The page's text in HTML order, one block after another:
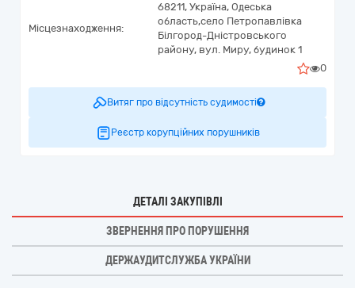
Місцезнаходження:
68211, Україна, Одеська
область,село Петропавлівка
Білгород-Дністровського
району, вул. Миру, будинок 1
0
Витяг про відсутність судимості
Реєстр корупційних порушників
ДЕТАЛІ ЗАКУПІВЛІ
ЗВЕРНЕННЯ ПРО ПОРУШЕННЯ
ДЕРЖАУДИТСЛУЖБА УКРАЇНИ